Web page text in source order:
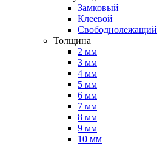
Замковый
Клеевой
Свободнолежащий
Толщина
2 мм
3 мм
4 мм
5 мм
6 мм
7 мм
8 мм
9 мм
10 мм